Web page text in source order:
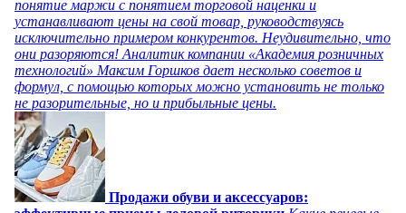
понятие маржи с понятием торговой наценки и
устанавливают цены на свой товар, руководствуясь
исключительно примером конкурентов. Неудивительно, что
они разоряются! Аналитик компании «Академия розничных
технологий» Максим Горшков дает несколько советов и
формул, с помощью которых можно установить не только
не разорительные, но и прибыльные цены.
Продажи обуви и аксессуаров: